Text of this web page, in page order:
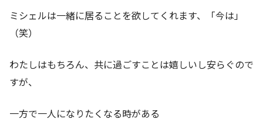
ミシェルは一緒に居ることを欲してくれます、「今は」
（笑）
わたしはもちろん、共に過ごすことは嬉しいし安らぐので
すが、
一方で一人になりたくなる時がある